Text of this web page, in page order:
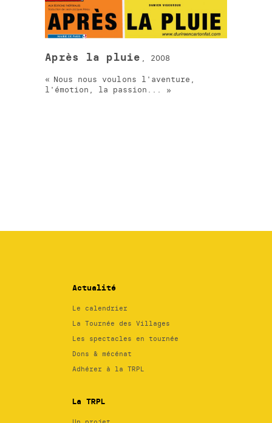
Après la pluie , 2008
Nous nous voulons l'aventure,
l'émotion, la passion...
Actualité
Le calendrier
La Tournée des Villages
Les spectacles en tournée
Dons & mécénat
Adhérer à la TRPL
La TRPL